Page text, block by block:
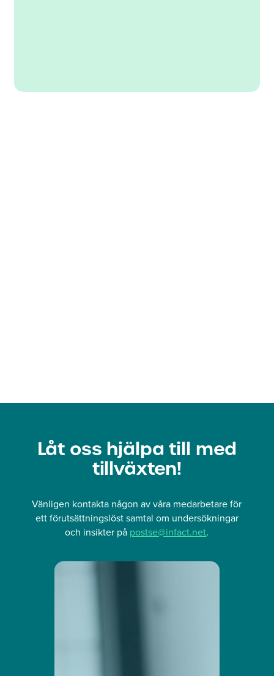
Låt oss hjälpa till med
tillväxten!
Vänligen kontakta någon av våra medarbetare för
ett förutsättningslöst samtal om undersökningar
och insikter på postse@infact.net.